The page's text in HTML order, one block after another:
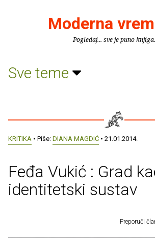
Moderna
Pogledaj... sve je puno knjiga.
Sve teme
KRITIKA • Piše: DIANA MAGDIĆ • 21.01.2014.
Feđa Vukić : Grad
identitetski sustav
Preporuči